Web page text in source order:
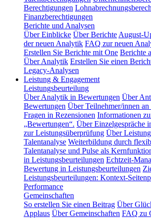
Berechtigungen
Finanzberechtigungen
Berichte und Analysen
Über Einblicke Über Berichte August-
der neuen Analytik FAQ zur neuen
Erstellen Sie Berichte mit One Berichte
Über Analytik Erstellen Sie einen
Legacy-Analysen
Leistung & Engagement
Leistungsbeurteilung
Über Analytik in Bewertungen Über
Bewertungen Über Teilnehmer/innen
Fragen in Rezensionen Informationen
„Bewertungen“. Über Einzelgespräche
zur Leistungsüberprüfung Über
Talentanalyse Weiterbildung durch
Talentanalyse und Pulse als
in Leistungsbeurteilungen Echtzeit-
Bewertung in Leistungsbeurteilungen
Leistungsbeurteilungen: Kontext-
Performance
Gemeinschaften
So erstellen Sie einen Beitrag Über
Applaus Über Gemeinschaften FAQ zu